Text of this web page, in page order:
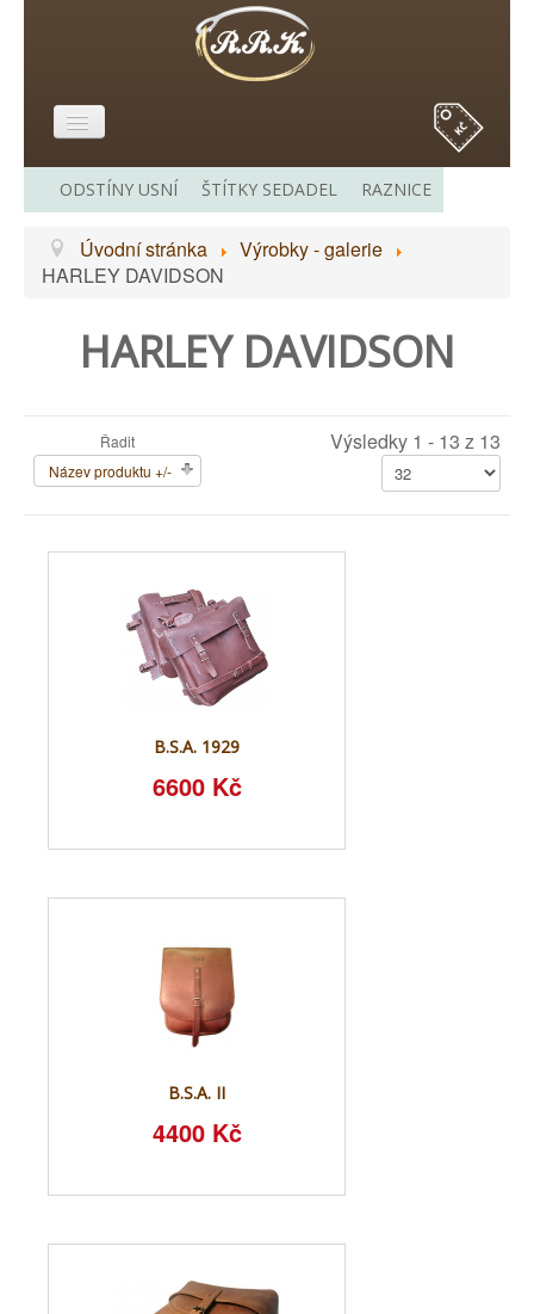
VÝROBKY - GALERIE
ODKAZY
ODSTÍNY USNÍ ŠTÍTKY SEDADEL RAZNICE
Úvodní stránka
Výrobky - galerie
HARLEY DAVIDSON
HARLEY DAVIDSON
Řadit
Název produktu +/-
Výsledky 1 - 13 z 13
B.S.A. 1929
6600 Kč
B.S.A. II
4400 Kč